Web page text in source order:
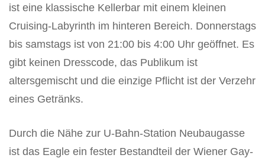
ist eine klassische Kellerbar mit einem kleinen
Cruising-Labyrinth im hinteren Bereich. Donnerstags
bis samstags ist von 21:00 bis 4:00 Uhr geöffnet. Es
gibt keinen Dresscode, das Publikum ist
altersgemischt und die einzige Pflicht ist der Verzehr
eines Getränks.
Durch die Nähe zur U-Bahn-Station Neubaugasse
ist das Eagle ein fester Bestandteil der Wiener Gay-